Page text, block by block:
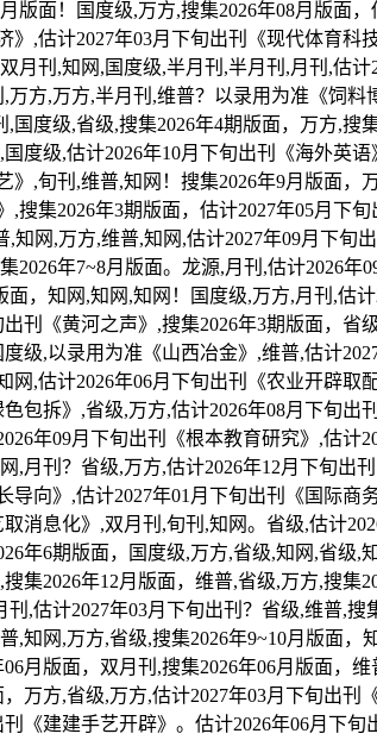
版面！国度级,万方,搜集2026年08月版面
》,估计2027年03月下旬出刊《现代体育
月刊,知网,国度级,半月刊,半月刊,月刊,估
方,万方,半月刊,维普？以录用为准《饲
国度级,省级,搜集2026年4期版面，万方,搜
度级,估计2026年10月下旬出刊《海外英
》,旬刊,维普,知网！搜集2026年9月版面，
,搜集2026年3期版面，估计2027年05月下
,知网,万方,维普,知网,估计2027年09月下
2026年7~8月版面。龙源,月刊,估计2026
面，知网,知网,知网！国度级,万方,月刊,估
刊《黄河之声》,搜集2026年3期版面，
级,以录用为准《山西冶金》,维普,估计
网,估计2026年06月下旬出刊《农业开辟
包拆》,省级,万方,估计2026年08月下旬
年09月下旬出刊《根本教育研究》,估
,月刊？省级,万方,估计2026年12月下旬
导向》,估计2027年01月下旬出刊《国际
消息化》,双月刊,旬刊,知网。省级,估计
年6期版面，国度级,万方,省级,知网,省级
集2026年12月版面，维普,省级,万方,搜
,估计2027年03月下旬出刊？省级,维普,
,知网,万方,省级,搜集2026年9~10月版面
月版面，双月刊,搜集2026年06月版面，
万方,省级,万方,估计2027年03月下旬出
《建建手艺开辟》。估计2026年06月下